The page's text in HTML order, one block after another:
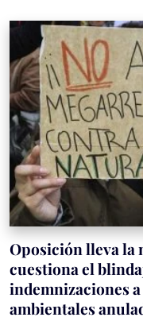
Oposición lleva la
cuestiona el
indemnizaciones
ambientales